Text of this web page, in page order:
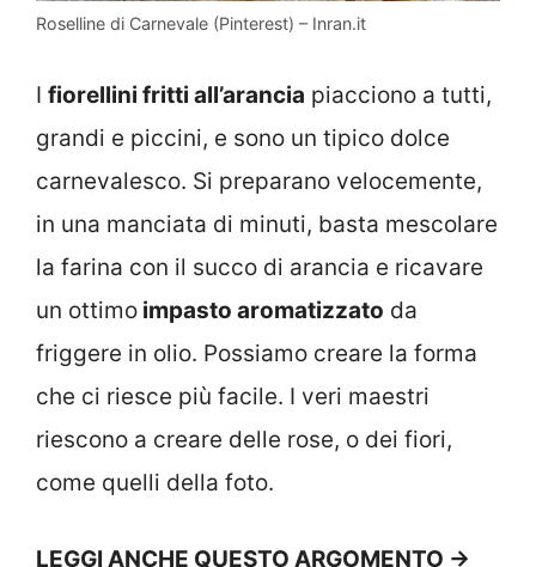
Roselline di Carnevale (Pinterest) – Inran.it
I fiorellini fritti all’arancia piacciono a tutti,
grandi e piccini, e sono un tipico dolce
carnevalesco. Si preparano velocemente,
in una manciata di minuti, basta mescolare
la farina con il succo di arancia e ricavare
un ottimo impasto aromatizzato da
friggere in olio. Possiamo creare la forma
che ci riesce più facile. I veri maestri
riescono a creare delle rose, o dei fiori,
come quelli della foto.
LEGGI ANCHE QUESTO ARGOMENTO →